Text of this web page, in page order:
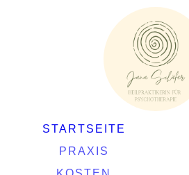
STARTSEITE
PRAXIS